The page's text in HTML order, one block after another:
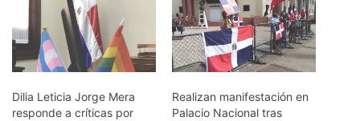
Dilia Leticia Jorge Mera
responde a críticas por
Realizan manifestación en
Palacio Nacional tras